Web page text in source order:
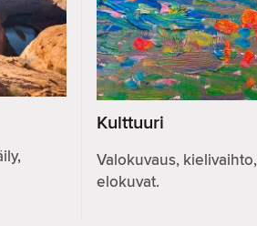
Kulttuuri
Valokuvaus, kielivaihto,
elokuvat.